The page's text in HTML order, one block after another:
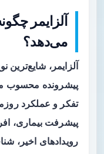
آلزایمر
می‌دهد؟
آلزایمر،
پیشرونده محسوب
تفکر و عملکرد
پیشرفت بیماری،
رویدادهای اخیر،